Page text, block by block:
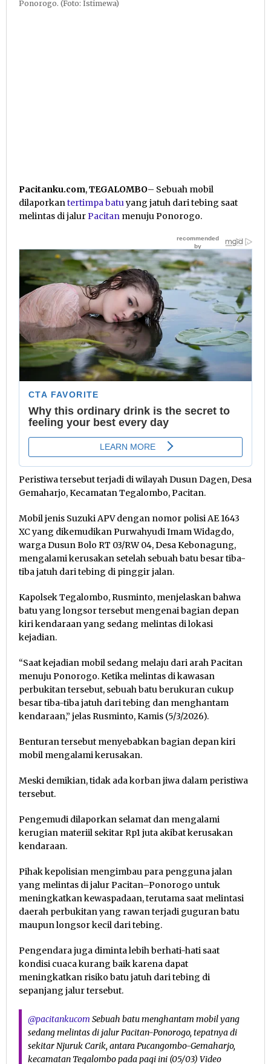
Ponorogo. (Foto: Istimewa)
Pacitanku.com,TEGALOMBO– Sebuah mobil
dilaporkantertimpa batuyang jatuh dari tebing saat
melintas di jalurPacitan menuju Ponorogo.
Peristiwa tersebut terjadi di wilayah Dusun Dagen, Desa
Gemaharjo, Kecamatan Tegalombo, Pacitan.
Mobil jenis Suzuki APV dengan nomor polisi AE 1643
XC yang dikemudikan Purwahyudi Imam Widagdo,
warga Dusun Bolo RT 03/RW 04, Desa Kebonagung,
mengalami kerusakan setelah sebuah batu besar tiba-
tiba jatuh dari tebing di pinggir jalan.
Kapolsek Tegalombo, Rusminto, menjelaskan bahwa
batu yang longsor tersebut mengenai bagian depan
kiri kendaraan yang sedang melintas di lokasi
kejadian.
“Saat kejadian mobil sedang melaju dari arah Pacitan
menuju Ponorogo. Ketika melintas di kawasan
perbukitan tersebut, sebuah batu berukuran cukup
besar tiba-tiba jatuh dari tebing dan menghantam
kendaraan,” jelas Rusminto, Kamis (5/3/2026).
Benturan tersebut menyebabkan bagian depan kiri
mobil mengalami kerusakan.
Meski demikian, tidak ada korban jiwa dalam peristiwa
tersebut.
Pengemudi dilaporkan selamat dan mengalami
kerugian materiil sekitar Rp1 juta akibat kerusakan
kendaraan.
Pihak kepolisian mengimbau para pengguna jalan
yang melintas di jalur Pacitan–Ponorogo untuk
meningkatkan kewaspadaan, terutama saat melintasi
daerah perbukitan yang rawan terjadi guguran batu
maupun longsor kecil dari tebing.
Pengendara juga diminta lebih berhati-hati saat
kondisi cuaca kurang baik karena dapat
meningkatkan risiko batu jatuh dari tebing di
sepanjang jalur tersebut.
@pacitankucom Sebuah batu menghantam mobil yang
sedang melintas di jalur Pacitan-Ponorogo, tepatnya di
sekitar Njuruk Carik, antara Pucangombo-Gemaharjo,
kecamatan Tegalombo pada pagi ini (05/03) Video